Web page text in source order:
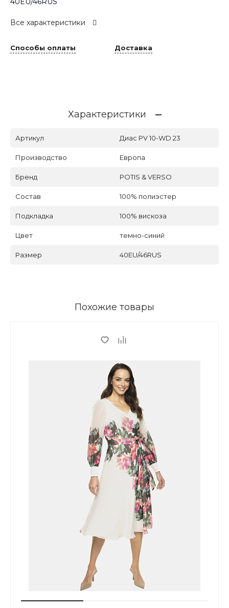
Все характеристики
Способы оплаты Доставка
Характеристики
Артикул Диас PV 10-WD 23
Производство Европа
Бренд POTIS & VERSO
Состав 100% полиэстер
Подкладка 100% вискоза
Цвет темно-синий
Размер 40EU/46RUS
Похожие товары